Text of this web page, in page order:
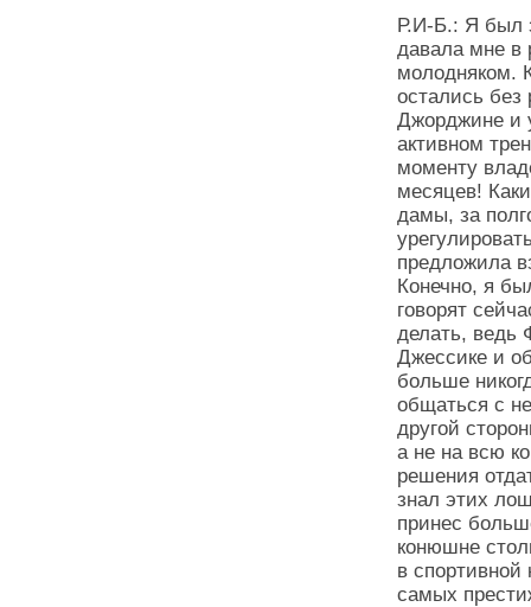
Р.И-Б.: Я был
давала мне в
молодняком.
остались без
Джорджине и
активном
моменту
месяцев!
дамы, за
предложила
Конечно, я
говорят
делать, ведь
Джессике и
больше
общаться с
другой
а не на всю
решения
знал этих
принес
конюшне
в
самых